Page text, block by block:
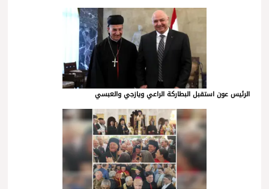
الرئيس عون استقبل البطاركة الراعي ويازجي والعبسي